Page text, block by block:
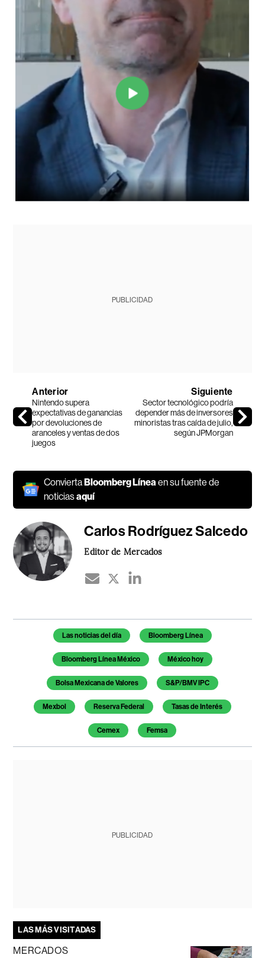
PUBLICIDAD
Anterior
Nintendo supera
expectativas de ganancias
por devoluciones de
aranceles y ventas de dos
juegos
Siguiente
Sector tecnológico podría
depender más de inversores
minoristas tras caída de julio,
según JPMorgan
ConviertaBloomberg Línea en su fuente de
noticiasaquí
Carlos Rodríguez Salcedo
Editor de Mercados
Temas de este artículo
Las noticias del día Bloomberg Línea
Bloomberg Línea México México hoy
Bolsa Mexicana de Valores S&P/BMV IPC
Mexbol Reserva Federal Tasas de Interés
Cemex Femsa
PUBLICIDAD
LAS MÁS VISITADAS
MERCADOS